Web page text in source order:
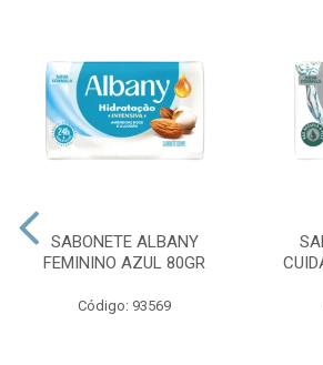
SABONETE ALBANY
FEMININO AZUL 80GR
Código: 93569